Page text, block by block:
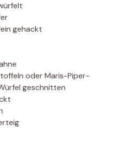
gehackt
oder Maris-Piper-
geschnitten